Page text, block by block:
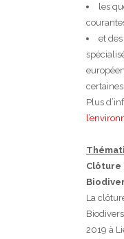
les
et
Plus
Clôture
La
2019 à